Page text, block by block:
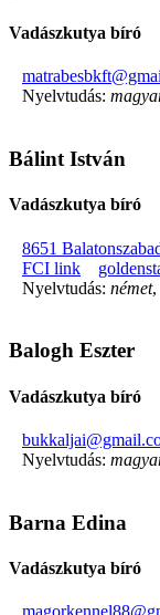
Vadászkutya bíró
Nyelvtudás:
Bálint István
Vadászkutya bíró
8651
FCI link
Nyelvtudás: német,
Balogh Eszter
Vadászkutya bíró
Nyelvtudás:
Barna Edina
Vadászkutya bíró